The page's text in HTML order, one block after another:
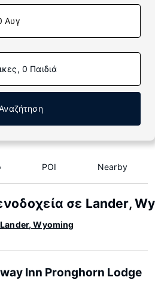
Αυγ
0 Παιδιά
POI Nearby
σε Lander,
Wyoming
Inn Pronghorn Lodge